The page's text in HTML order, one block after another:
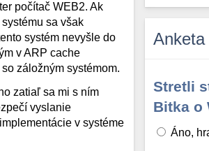
počítač WEB2. Ak
sa však
systém nevyšle do
v ARP cache
záložným systémom.
zatiaľ sa mi s ním
vyslanie
v systéme
Anketa
Stretli
Bitka o
Áno,